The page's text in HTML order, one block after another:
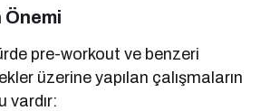
Önemi
pre-workout ve benzeri
üzerine yapılan çalışmaların
vardır: